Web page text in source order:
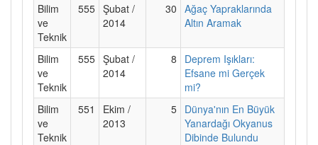
Bilim
ve
Teknik
555 Şubat /
2014
30 Ağaç Yapraklarında
Altın Aramak
Bilim
ve
Teknik
555 Şubat /
2014
8
Deprem Işıkları:
Efsane mi Gerçek
mi?
Bilim
ve
Teknik
551
Ekim /
2013
5 Dünya'nın En Büyük
Yanardağı Okyanus
Dibinde Bulundu